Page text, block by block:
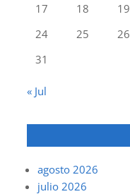
17
18 19
24
25 26
31
« Jul
agosto 2026
julio 2026